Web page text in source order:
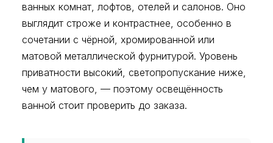
ванных комнат, лофтов, отелей и салонов. Оно
выглядит строже и контрастнее, особенно в
сочетании с чёрной, хромированной или
матовой металлической фурнитурой. Уровень
приватности высокий, светопропускание ниже,
чем у матового, — поэтому освещённость
ванной стоит проверить до заказа.